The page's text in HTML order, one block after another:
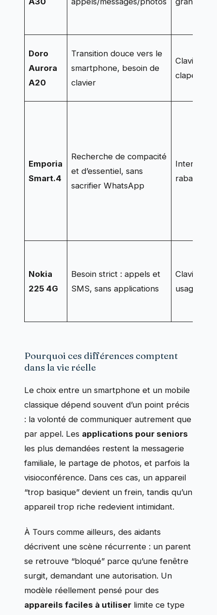
Doro
Aurora
A20
Transition douce vers le
smartphone, besoin de
clavier
Clavier
clapet,
Emporia
Smart.4
Recherche de compacité
et d’essentiel, sans
sacrifier WhatsApp
Interface
rabat
Nokia
225 4G
Besoin strict : appels et
SMS, sans applications
Clavier
usage
Pourquoi ces différences comptent
dans la vie réelle
Le choix entre un smartphone et un mobile
classique dépend souvent d’un point précis
: la volonté de communiquer autrement que
par appel. Les applications pour seniors
les plus demandées restent la messagerie
familiale, le partage de photos, et parfois la
visioconférence. Dans ces cas, un appareil
“trop basique” devient un frein, tandis qu’un
appareil trop riche redevient intimidant.
À Tours comme ailleurs, des aidants
décrivent une scène récurrente : un parent
se retrouve “bloqué” parce qu’une fenêtre
surgit, demandant une autorisation. Un
modèle réellement pensé pour des
appareils faciles à utiliser limite ce type